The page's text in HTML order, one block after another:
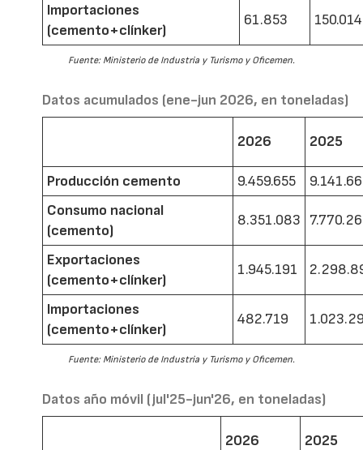
Importaciones
(cemento+clínker)
61.853 150.014
Fuente: Ministerio de Industria y Turismo y Oficemen.
Datos acumulados (ene-jun 2026, en toneladas)
2026 2025
Producción cemento 9.459.655
Consumo nacional
(cemento)
8.351.083
Exportaciones
(cemento+clínker)
1.945.191
Importaciones
(cemento+clínker)
482.719
Fuente: Ministerio de Industria y Turismo y Oficemen.
Datos año móvil (jul'25-jun'26, en toneladas)
2026 2025